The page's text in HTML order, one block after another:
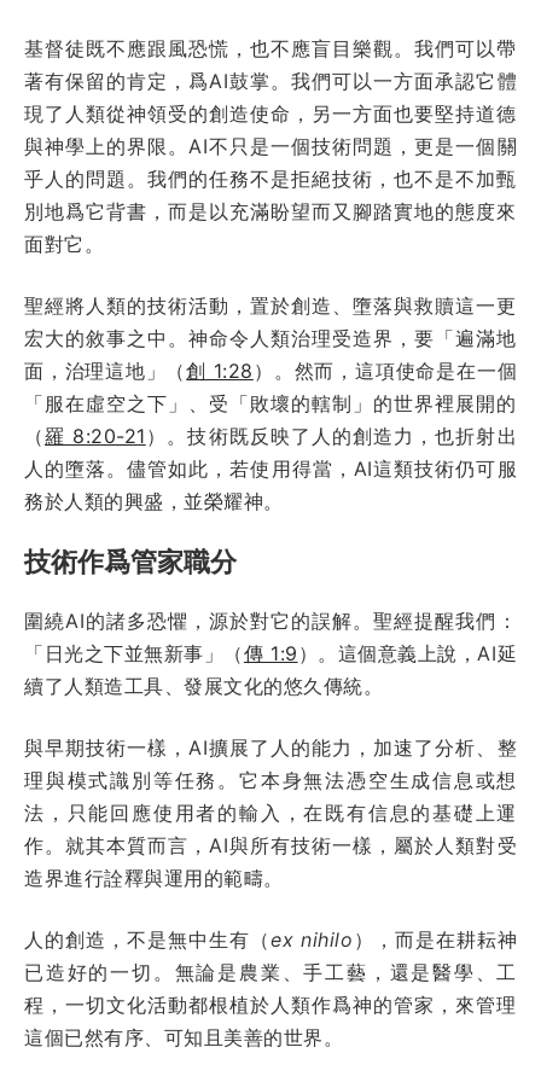
基督徒既不應跟風恐慌，也不應盲目樂觀。我們可以帶
著有保留的肯定，爲AI鼓掌。我們可以一方面承認它體
現了人類從神領受的創造使命，另一方面也要堅持道德
與神學上的界限。AI不只是一個技術問題，更是一個關
乎人的問題。我們的任務不是拒絕技術，也不是不加甄
別地爲它背書，而是以充滿盼望而又腳踏實地的態度來
面對它。
聖經將人類的技術活動，置於創造、墮落與救贖這一更
宏大的敘事之中。神命令人類治理受造界，要「遍滿地
面，治理這地」（創 1:28 ）。然而，這項使命是在一個
「服在虛空之下」、受「敗壞的轄制」的世界裡展開的
（羅 8:20-21 ）。技術既反映了人的創造力，也折射出
人的墮落。儘管如此，若使用得當，AI這類技術仍可服
務於人類的興盛，並榮耀神。
技術作爲管家職分
圍繞AI的諸多恐懼，源於對它的誤解。聖經提醒我們：
「日光之下並無新事」（傳 1:9 ）。這個意義上說，AI延
續了人類造工具、發展文化的悠久傳統。
與早期技術一樣，AI擴展了人的能力，加速了分析、整
理與模式識別等任務。它本身無法憑空生成信息或想
法，只能回應使用者的輸入，在既有信息的基礎上運
作。就其本質而言，AI與所有技術一樣，屬於人類對受
造界進行詮釋與運用的範疇。
人的創造，不是無中生有（ex nihilo ），而是在耕耘神
已造好的一切。無論是農業、手工藝，還是醫學、工
程，一切文化活動都根植於人類作爲神的管家，來管理
這個已然有序、可知且美善的世界。